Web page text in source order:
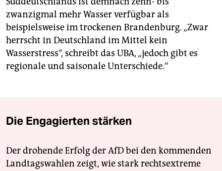
zwanzigmal mehr Wasser verfügbar als
beispielsweise im trockenen Brandenburg. „Zwar
herrscht in Deutschland im Mittel kein
Wasserstress“, schreibt das UBA, „jedoch gibt es
regionale und saisonale Unterschiede.“
Die Engagierten stärken
Der drohende Erfolg der AfD bei den kommenden
Landtagswahlen zeigt, wie stark rechtsextreme